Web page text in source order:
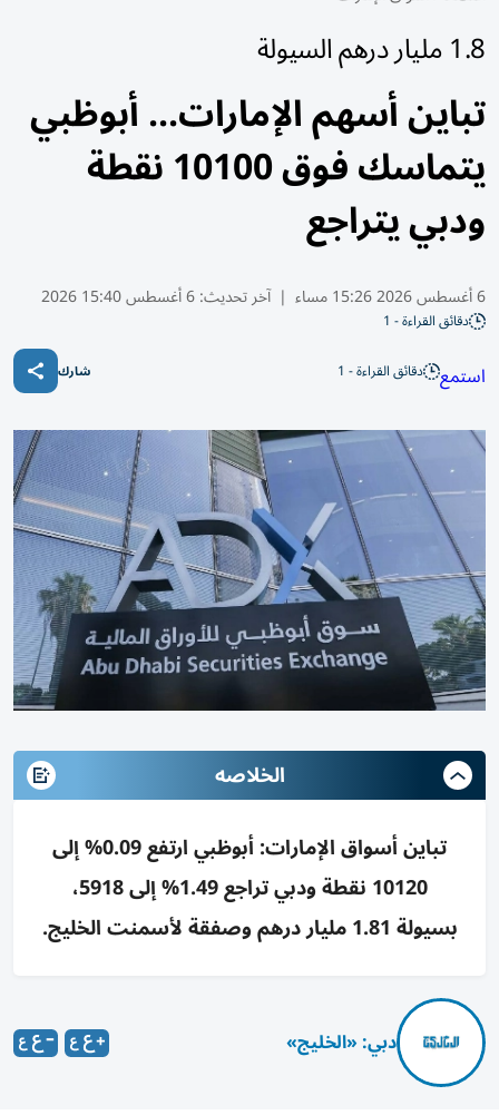
1.8 مليار درهم السيولة
تباين أسهم الإمارات... أبوظبي
يتماسك فوق 10100 نقطة
ودبي يتراجع
6 أغسطس 2026 15:26 مساء | آخر تحديث:6 أغسطس 15:40 2026
دقائق القراءة - 1
استمع دقائق القراءة - 1 شارك
الخلاصه
تباين أسواق الإمارات: أبوظبي ارتفع 0.09% إلى
10120 نقطة ودبي تراجع 1.49% إلى 5918،
بسيولة 1.81 مليار درهم وصفقة لأسمنت الخليج.
دبي: «الخليج»